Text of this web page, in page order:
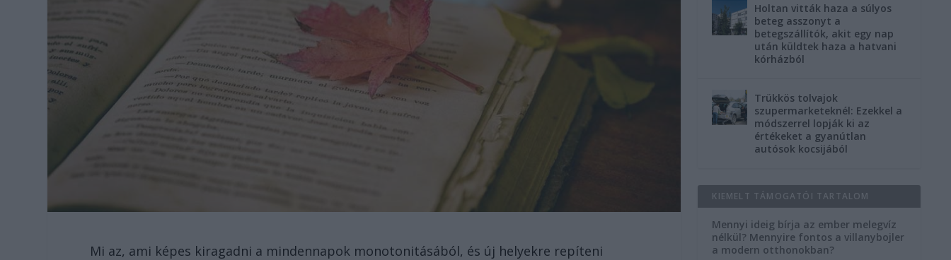
Mi az, ami képes kiragadni a mindennapok monotonitásából, és új helyekre repíteni
Holtan vitták haza a súlyos
beteg asszonyt a
betegszállítók, akit egy nap
után küldtek haza a hatvani
kórházból
Trükkös tolvajok
szupermarketeknél: Ezekkel a
módszerrel lopják ki az
értékeket a gyanútlan
autósok kocsijából
KIEMELT TÁMOGATÓI TARTALOM
Mennyi ideig bírja az ember melegvíz
nélkül? Mennyire fontos a villanybojler
a modern otthonokban?